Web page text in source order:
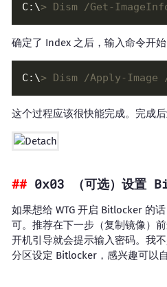
C:\> Dism /Get-
确定了 Index 之后，输入命令开始
C:\> Dism /Apply-
这个过程应该很快能完成。完成后
0x03 （可选）设置
如果想给 WTG 开启 Bitlocker 的
可。推荐在下一步（复制镜像）
开机引导就会提示输入密码。我
分区设定 Bitlocker，感兴趣可以自